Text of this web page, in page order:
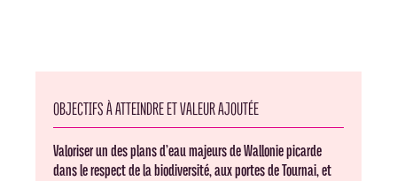
OBJECTIFS À ATTEINDRE ET VALEUR AJOUTÉE
Valoriser un des plans d’eau majeurs de Wallonie picarde
dans le respect de la biodiversité, aux portes de Tournai, et